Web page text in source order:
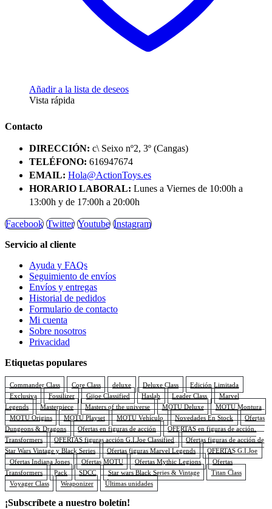
Añadir a la lista de deseos
Vista rápida
Contacto
DIRECCIÓN: c\ Seixo nº2, 3º (Cangas)
TELÉFONO: 616947674
EMAIL: Hola@ActionToys.es
HORARIO LABORAL: Lunes a Viernes de 10:00h a
13:00h y de 17:00h a 20:00h
Facebook Twitter Youtube Instagram
Servicio al cliente
Ayuda y FAQs
Seguimiento de envíos
Envíos y entregas
Historial de pedidos
Formulario de contacto
Mi cuenta
Sobre nosotros
Privacidad
Etiquetas populares
Commander Class Core Class deluxe Deluxe Class
Edición Limitada
Exclusiva
Fossilizer Gijoe Classified Haslab Leader Class
Marvel
Legends
Masterpiece Masters of the universe MOTU Deluxe
MOTU Montura
MOTU Origins
MOTU Playset MOTU Vehículo Novedades En Stock
Ofertas
Dungeons & Dragons
Ofertas en figuras de acción
OFERTAS en figuras de acción.
Transformers
OFERTAS figuras acción G.I.Joe Classified
Ofertas figuras de acción de
Star Wars Vintage y Black Series
Ofertas figuras Marvel Legends
OFERTAS G.I.Joe
Ofertas Indiana Jones
Ofertas MOTU Ofertas Mythic Legions
Ofertas
Transformers
Pack SDCC Star wars Black Series & Vintage
Titan Class
Voyager Class
Weaponizer Últimas unidades
¡Subscríbete a nuestro boletín!